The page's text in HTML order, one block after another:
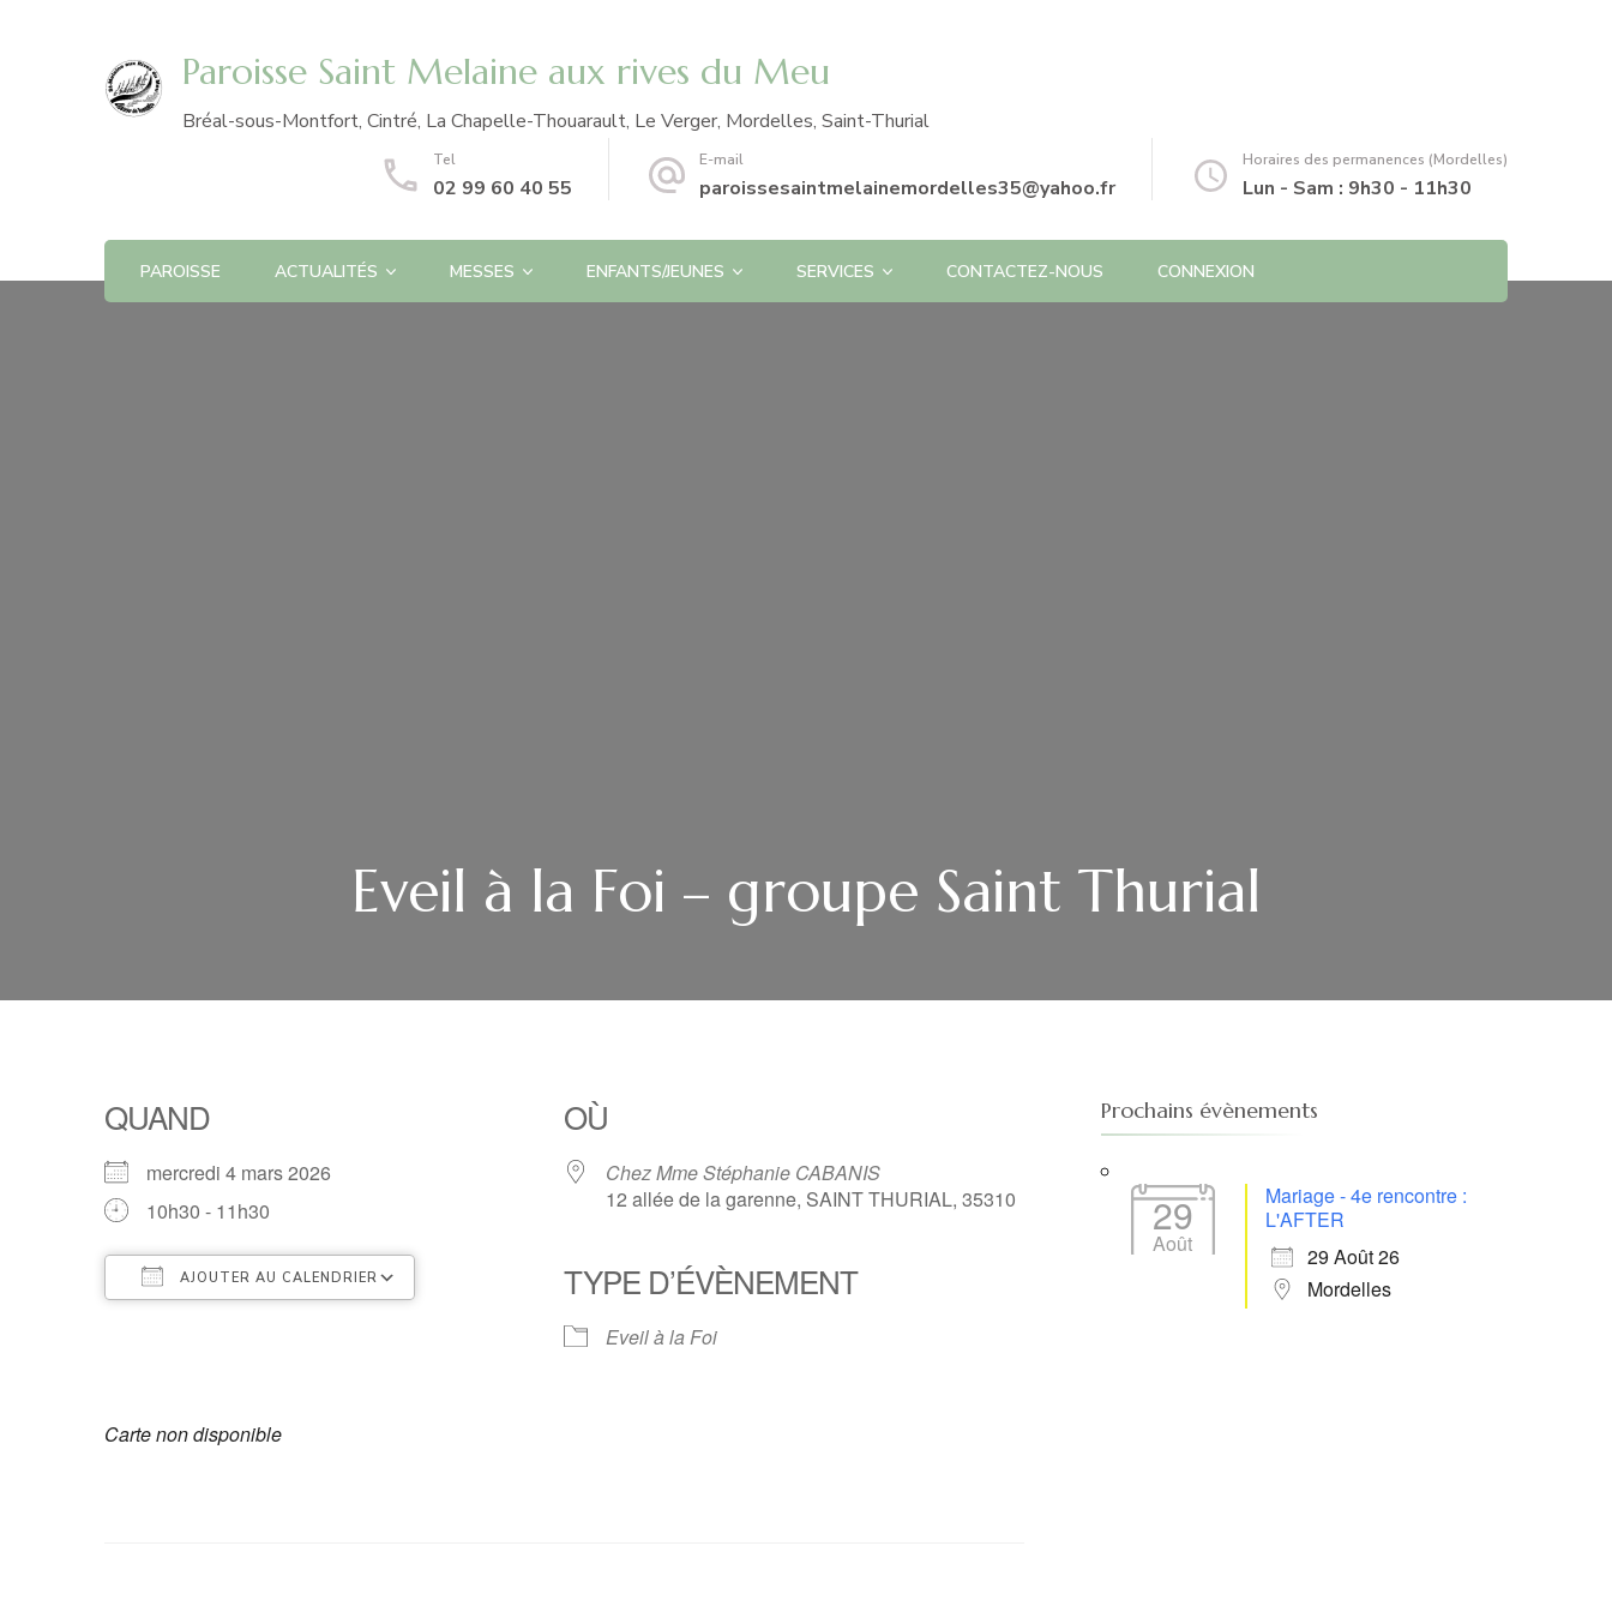
Paroisse Saint Melaine aux rives du Meu
Bréal-sous-Montfort, Cintré, La Chapelle-Thouarault, Le Verger, Mordelles, Saint-Thurial
Tel
02 99 60 40 55
E-mail
paroissesaintmelainemordelles35@yahoo.fr
Horaires des permanences (Mordelles)
Lun - Sam : 9h30 - 11h30
PAROISSE ACTUALITÉS MESSES ENFANTS/JEUNES SERVICES CONTACTEZ-NOUS CONNEXION
Eveil à la Foi – groupe Saint Thurial
QUAND
mercredi 4 mars 2026
10h30 - 11h30
AJOUTER AU CALENDRIER
Calendrier Google
OÙ
Chez Mme Stéphanie CABANIS
12 allée de la garenne, SAINT THURIAL, 35310
TYPE D’ÉVÈNEMENT
Eveil à la Foi
Carte non disponible
Prochains évènements
29
Août
Mariage - 4e rencontre :
L'AFTER
29 Août 26
Mordelles